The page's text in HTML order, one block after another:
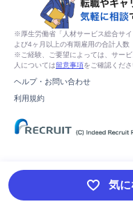
気に
※厚生労働省「人材サービス総合サ
よび4ヶ月以上の有期雇用の合計人
※ご経験、ご要望によっては、サー
人については留意事項をご確認くださ
ヘルプ・お問い合わせ
利用規約